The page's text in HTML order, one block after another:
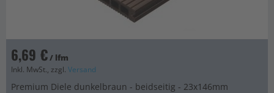
6,69 €/ lfm
Inkl. MwSt., zzgl. Versand
Premium Diele dunkelbraun - beidseitig - 23x146mm